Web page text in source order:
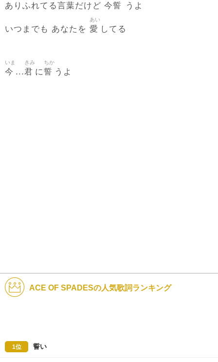
ありふれてる言葉だけど 今誓 うよ
いつまでも あなたを 愛
あい
してる
今
いま
...君
きみ
に誓
ちか
うよ
ACE OF SPADESの人気歌詞ランキング
1位 誓い